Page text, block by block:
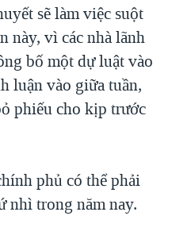
sẽ làm việc suột
này, vì các nhà lãnh
bố một dự luật vào
luận vào giữa tuần,
phiếu cho kịp trước
phủ có thể phải
nhì trong năm nay.